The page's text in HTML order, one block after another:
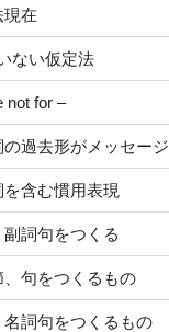
現在
ない仮定法
not for –
の過去形がメッセージ
を含む慣用表現
副詞句をつくる
、句をつくるもの
名詞句をつくるもの